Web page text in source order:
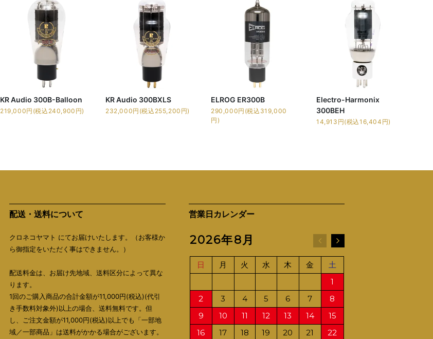
KR Audio 300B-Balloon
219,000円(税込240,900円)
KR Audio 300BXLS
232,000円(税込255,200円)
ELROG ER300B
290,000円(税込319,000
円)
Electro-Harmonix
300BEH
14,913円(税込16,404円)
配送・送料について
クロネコヤマト にてお届けいたします。（お客様か
ら御指定をいただく事はできません。）
配送料金は、お届け先地域、送料区分によって異な
ります。
1回のご購入商品の合計金額が11,000円(税込)(代引
き手数料対象外)以上の場合、送料無料です。但
し、ご注文金額が11,000円(税込)以上でも「一部地
域／一部商品」は送料がかかる場合がございます。
営業日カレンダー
2026年8月
日 月 火 水 木 金
土
1
2
3 4 5 6 7
8
9
10 11 12 13 14
15
16
17 18 19 20 21
22